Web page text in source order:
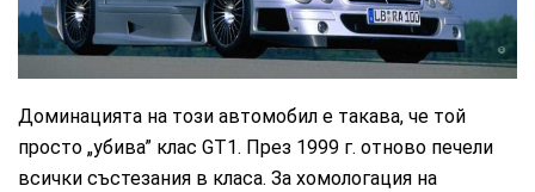
Доминацията на този автомобил е такава, че той
просто „убива” клас GT1. През 1999 г. отново печели
всички състезания в класа. За хомологация на